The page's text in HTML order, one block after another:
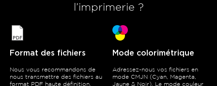
l’imprimerie ?
Format des fichiers
Nous vous recommandons de
nous transmettre des fichiers au
format PDF haute définition.
Mode colorimétrique
Adressez-nous vos fichiers en
mode CMJN (Cyan, Magenta,
Jaune & Noir). Le mode couleur